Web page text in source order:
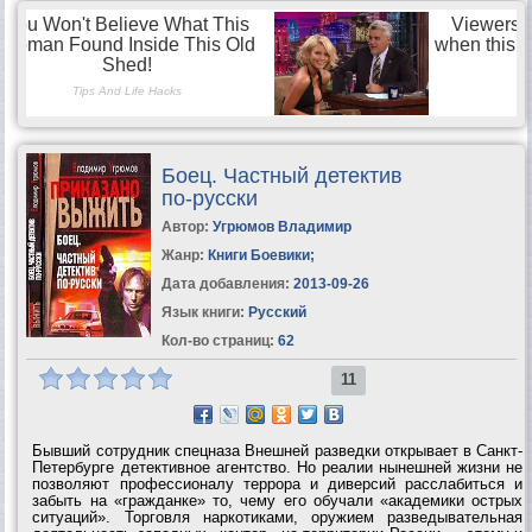
Боец. Частный детектив
по-русски
Автор: Угрюмов Владимир
Жанр: Книги Боевики;
Дата добавления: 2013-09-26
Язык книги: Русский
Кол-во страниц: 62
11
Бывший сотрудник спецназа Внешней разведки открывает в Санкт-
Петербурге детективное агентство. Но реалии нынешней жизни не
позволяют профессионалу террора и диверсий расслабиться и
забыть на «гражданке» то, чему его обучали «академики острых
ситуаций». Торговля наркотиками, оружием разведывательная